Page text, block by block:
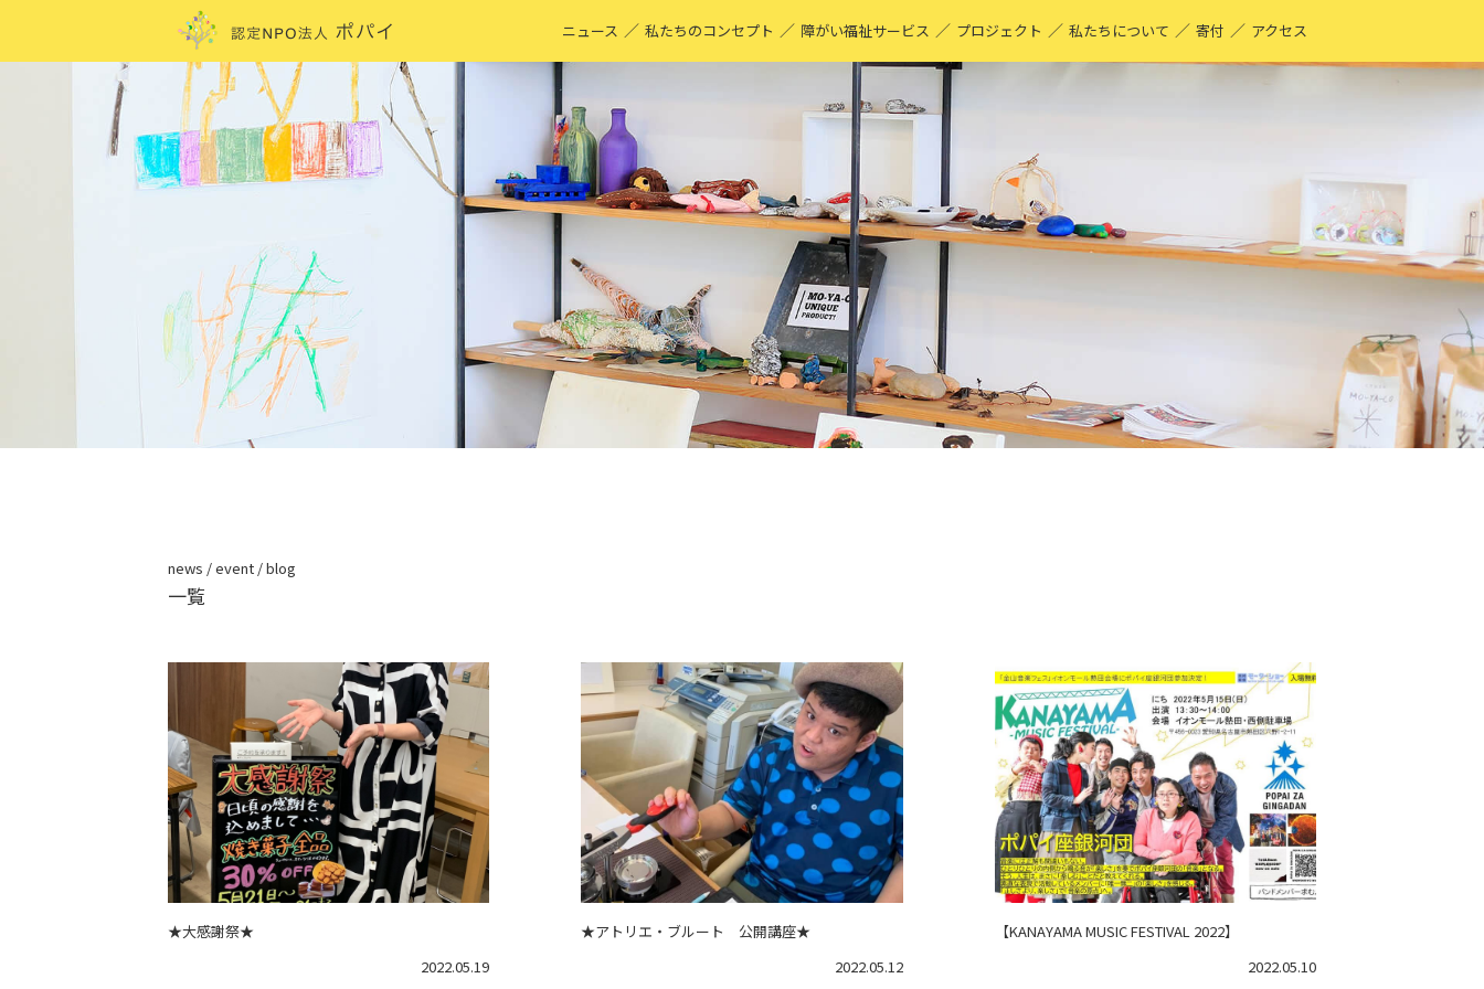
ニュース ／ 私たちのコンセプト ／ 障がい福祉サービス ／ プロジェクト
MO-YA-CO UNIQUE PRODUCT！
アーティストページ
MO-YA-CO キフ
／ 私たちについて ／ 寄付 ／ アクセス
news / event / blog
一覧
★大感謝祭★
2022.05.19
★アトリエ・ブルート 公開講座★
2022.05.12
【KANAYAMA MUSIC FESTIVAL 2022】
2022.05.10